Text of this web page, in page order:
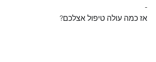
-
אז כמה עולה טיפול אצלכם?